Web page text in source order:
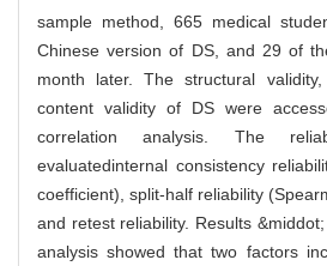
sample method, 665 medical
Chinese version of DS, and 29 of
month later. The structural
content validity of DS were
correlation analysis. The
evaluatedinternal consistency
coefficient), split-half reliability
and retest reliability. Results
analysis showed that two factors